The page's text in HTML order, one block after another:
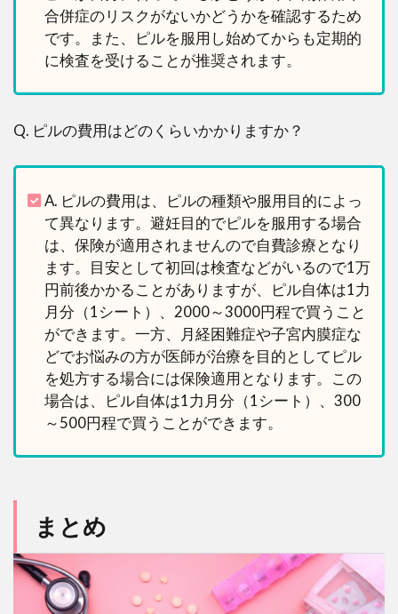
合併症のリスクがないかどうかを確認するため
です。また、ピルを服用し始めてからも定期的
に検査を受けることが推奨されます。
Q. ピルの費用はどのくらいかかりますか？
A. ピルの費用は、ピルの種類や服用目的によっ
て異なります。避妊目的でピルを服用する場合
は、保険が適用されませんので自費診療となり
ます。目安として初回は検査などがいるので1万
円前後かかることがありますが、ピル自体は1力
月分（1シート）、2000～3000円程で買うこと
ができます。一方、月経困難症や子宮内膜症な
どでお悩みの方が医師が治療を目的としてピル
を処方する場合には保険適用となります。この
場合は、ピル自体は1力月分（1シート）、300
～500円程で買うことができます。
まとめ